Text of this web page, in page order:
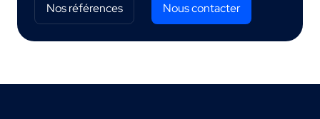
Nos références Nous contacter